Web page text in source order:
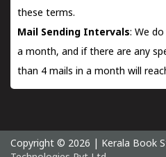
these terms.
Mail Sending Intervals: We
a month, and if there are any
than 4 mails in a month will
Copyright © 2026 | Kerala Book